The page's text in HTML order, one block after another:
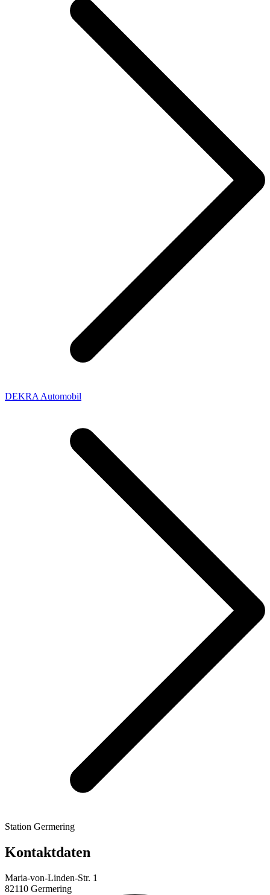
DEKRA Automobil
Station Germering
Kontaktdaten
Maria-von-Linden-Str. 1
82110 Germering